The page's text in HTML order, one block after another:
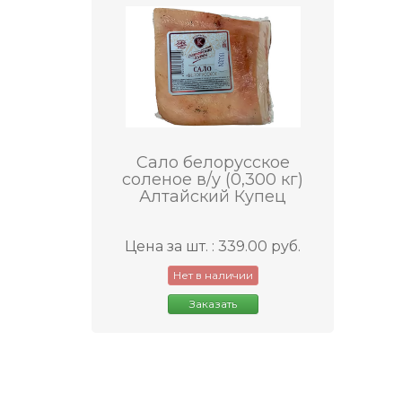
Сало белорусское
соленое в/у (0,300 кг)
Алтайский Купец
Цена за шт. : 339.00 руб.
Нет в наличии
Заказать